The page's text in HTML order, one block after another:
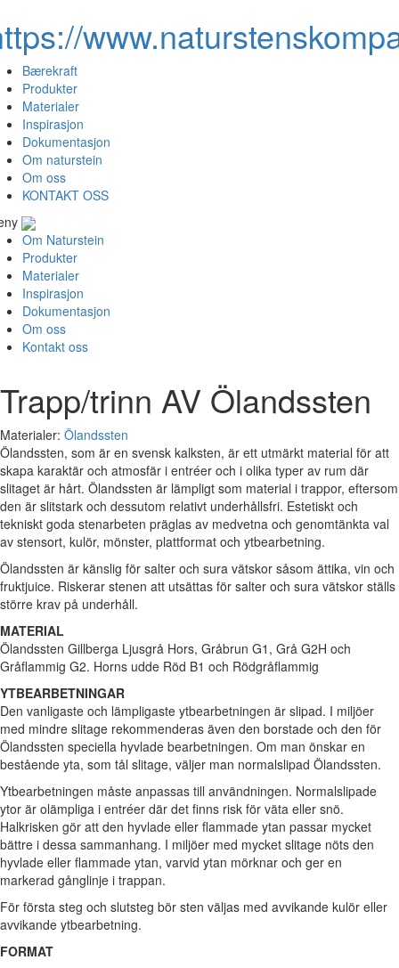
Bærekraft
Produkter
Materialer
Inspirasjon
Dokumentasjon
Om naturstein
Om oss
KONTAKT OSS
Om Naturstein
Produkter
Materialer
Inspirasjon
Dokumentasjon
Om oss
Kontakt oss
Trapp/trinn AV Ölandssten
Materialer: Ölandssten
Ölandssten, som är en svensk kalksten, är ett utmärkt material för att
skapa karaktär och atmosfär i entréer och i olika typer av rum där
slitaget är hårt. Ölandssten är lämpligt som material i trappor, eftersom
den är slitstark och dessutom relativt underhållsfri. Estetiskt och
tekniskt goda stenarbeten präglas av medvetna och genomtänkta val
av stensort, kulör, mönster, plattformat och ytbearbetning.
Ölandssten är känslig för salter och sura vätskor såsom ättika, vin och
fruktjuice. Riskerar stenen att utsättas för salter och sura vätskor ställs
större krav på underhåll.
MATERIAL
Ölandssten Gillberga Ljusgrå Hors, Gråbrun G1, Grå G2H och
Gråflammig G2. Horns udde Röd B1 och Rödgråflammig
YTBEARBETNINGAR
Den vanligaste och lämpligaste ytbearbetningen är slipad. I miljöer
med mindre slitage rekommenderas även den borstade och den för
Ölandssten speciella hyvlade bearbetningen. Om man önskar en
bestående yta, som tål slitage, väljer man normalslipad Ölandssten.
Ytbearbetningen måste anpassas till användningen. Normalslipade
ytor är olämpliga i entréer där det finns risk för väta eller snö.
Halkrisken gör att den hyvlade eller flammade ytan passar mycket
bättre i dessa sammanhang. I miljöer med mycket slitage nöts den
hyvlade eller flammade ytan, varvid ytan mörknar och ger en
markerad gånglinje i trappan.
För första steg och slutsteg bör sten väljas med avvikande kulör eller
avvikande ytbearbetning.
FORMAT